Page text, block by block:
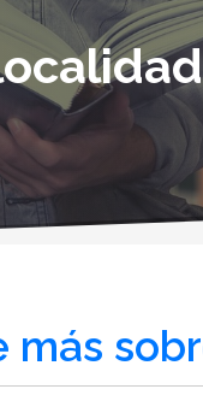
más